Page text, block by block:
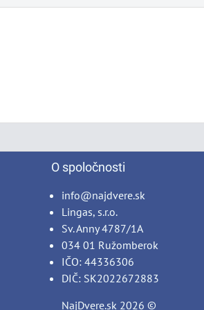
O spoločnosti
info@najdvere.sk
Lingas, s.r.o.
Sv. Anny 4787/1A
034 01 Ružomberok
IČO: 44336306
DIČ: SK2022672883
NajDvere.sk 2026 ©